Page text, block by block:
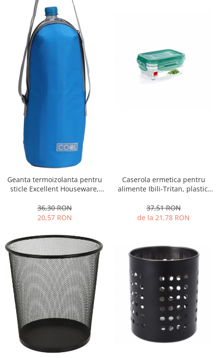
Geanta termoizolanta pentru
sticle Excellent Houseware,
albastru
36,30 RON
20,57 RON
Caserola ermetica pentru
alimente Ibili-Tritan, plastic,
transparent/verde
37,51 RON
de la 21,78 RON